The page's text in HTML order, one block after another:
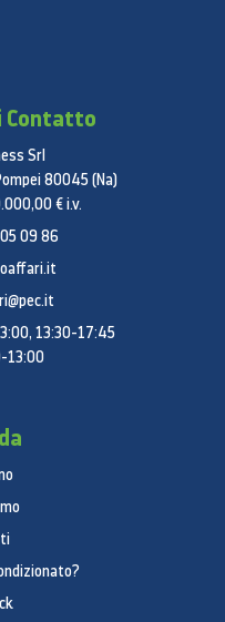
Contatto
Srl
80045 (Na)
€ i.v.
09 86
13:30-17:45
13:00